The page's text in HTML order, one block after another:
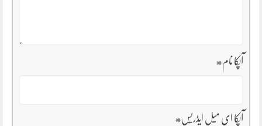
آپکا نام*
آپکا ای میل ایڈریس*